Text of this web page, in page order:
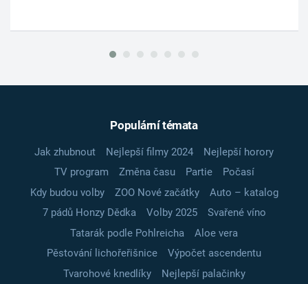
Populární témata
Jak zhubnout Nejlepší filmy 2024
Nejlepší horory
TV program
Změna času Partie
Počasí
Kdy budou volby
ZOO Nové začátky
Auto – katalog
7 pádů Honzy Dědka
Volby 2025
Svařené víno
Tatarák podle Pohlreicha
Aloe vera
Pěstování lichořeřišnice
Výpočet ascendentu
Tvarohové knedlíky
Nejlepší palačinky